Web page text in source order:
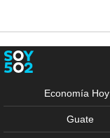
Economía Hoy
Guate